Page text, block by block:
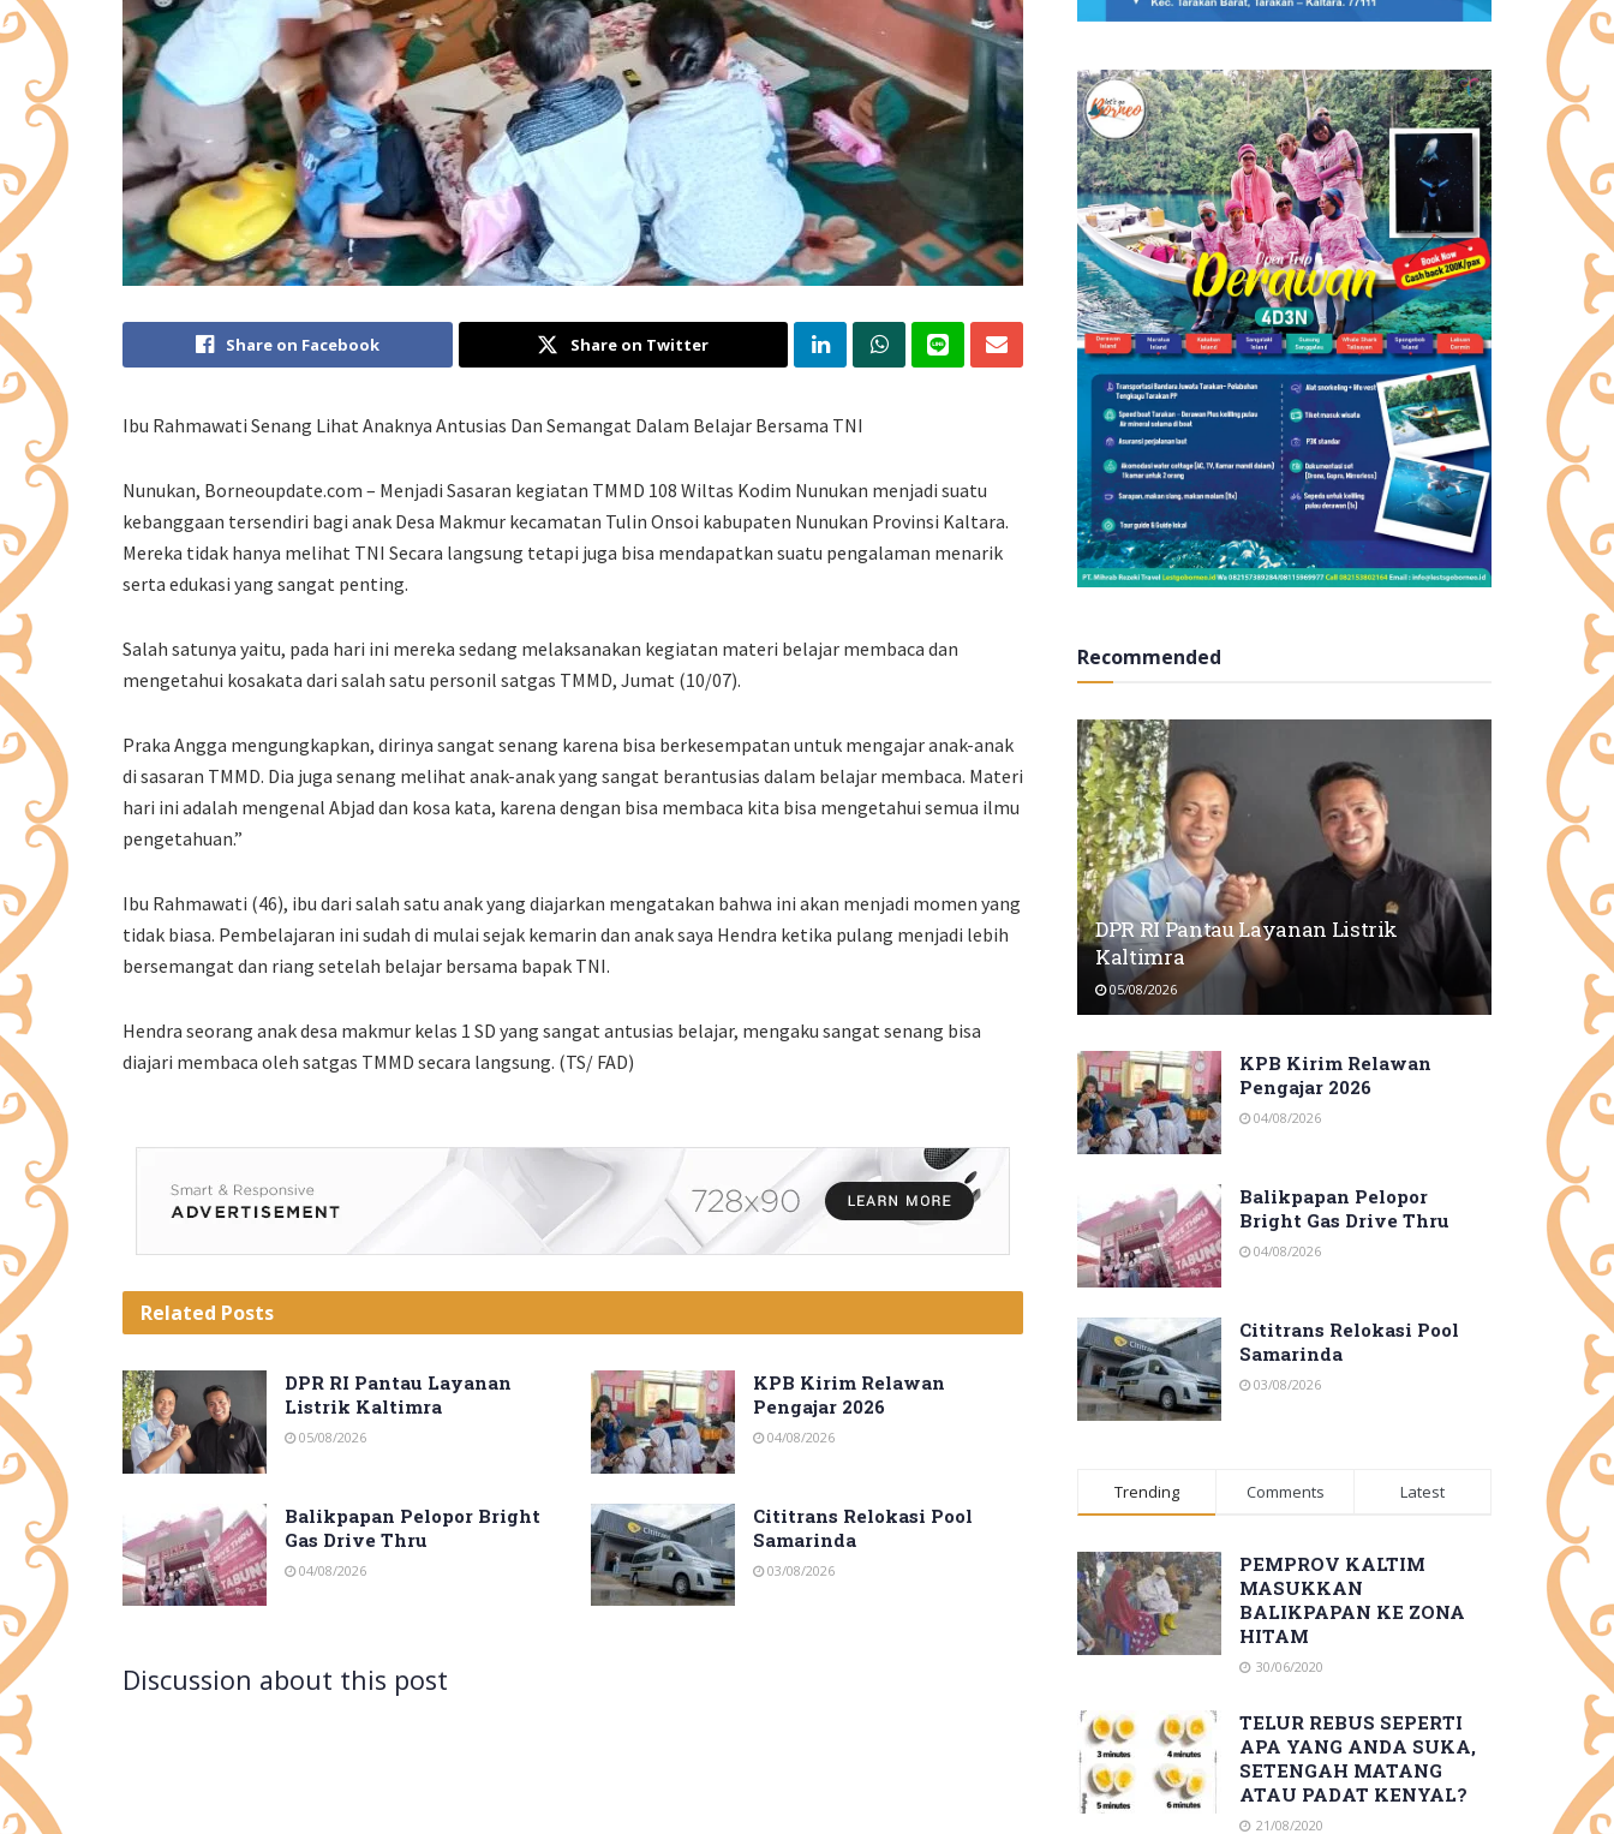
Share on Facebook Share on Twitter
Ibu Rahmawati Senang Lihat Anaknya Antusias Dan Semangat Dalam Belajar Bersama TNI
Nunukan, Borneoupdate.com – Menjadi Sasaran kegiatan TMMD 108 Wiltas Kodim Nunukan menjadi suatu
kebanggaan tersendiri bagi anak Desa Makmur kecamatan Tulin Onsoi kabupaten Nunukan Provinsi Kaltara.
Mereka tidak hanya melihat TNI Secara langsung tetapi juga bisa mendapatkan suatu pengalaman menarik
serta edukasi yang sangat penting.
Salah satunya yaitu, pada hari ini mereka sedang melaksanakan kegiatan materi belajar membaca dan
mengetahui kosakata dari salah satu personil satgas TMMD, Jumat (10/07).
Praka Angga mengungkapkan, dirinya sangat senang karena bisa berkesempatan untuk mengajar anak-anak
di sasaran TMMD. Dia juga senang melihat anak-anak yang sangat berantusias dalam belajar membaca. Materi
hari ini adalah mengenal Abjad dan kosa kata, karena dengan bisa membaca kita bisa mengetahui semua ilmu
pengetahuan.”
Ibu Rahmawati (46), ibu dari salah satu anak yang diajarkan mengatakan bahwa ini akan menjadi momen yang
tidak biasa. Pembelajaran ini sudah di mulai sejak kemarin dan anak saya Hendra ketika pulang menjadi lebih
bersemangat dan riang setelah belajar bersama bapak TNI.
Hendra seorang anak desa makmur kelas 1 SD yang sangat antusias belajar, mengaku sangat senang bisa
diajari membaca oleh satgas TMMD secara langsung. (TS/ FAD)
Related Posts
DPR RI Pantau Layanan
Listrik Kaltimra
05/08/2026
KPB Kirim Relawan
Pengajar 2026
04/08/2026
Balikpapan Pelopor Bright
Gas Drive Thru
04/08/2026
Cititrans Relokasi Pool
Samarinda
03/08/2026
Discussion about this post
Recommended
DPR RI Pantau Layanan Listrik
Kaltimra
05/08/2026
KPB Kirim Relawan
Pengajar 2026
04/08/2026
Balikpapan Pelopor
Bright Gas Drive Thru
04/08/2026
Cititrans Relokasi Pool
Samarinda
03/08/2026
Trending Comments Latest
PEMPROV KALTIM
MASUKKAN
BALIKPAPAN KE ZONA
HITAM
30/06/2020
TELUR REBUS SEPERTI
APA YANG ANDA SUKA,
SETENGAH MATANG
ATAU PADAT KENYAL?
21/08/2020